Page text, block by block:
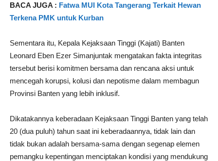
BACA JUGA : Fatwa MUI Kota Tangerang Terkait Hewan
Terkena PMK untuk Kurban
Sementara itu, Kepala Kejaksaan Tinggi (Kajati) Banten
Leonard Eben Ezer Simanjuntak mengatakan fakta integritas
tersebut berisi komitmen bersama dan rencana aksi untuk
mencegah korupsi, kolusi dan nepotisme dalam membagun
Provinsi Banten yang lebih inklusif.
Dikatakannya keberadaan Kejaksaan Tinggi Banten yang telah
20 (dua puluh) tahun saat ini keberadaannya, tidak lain dan
tidak bukan adalah bersama-sama dengan segenap elemen
pemangku kepentingan menciptakan kondisi yang mendukung